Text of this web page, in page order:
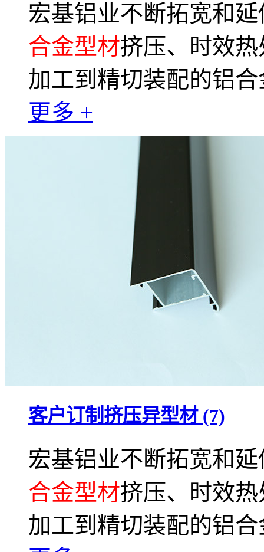
宏基铝业不断拓宽和
合金型材挤压、时效
加工到精切装配的铝
更多 +
客户订制挤压异型材 (7)
宏基铝业不断拓宽和
合金型材挤压、时效
加工到精切装配的铝